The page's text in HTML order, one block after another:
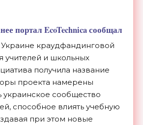
портал EcoTechnicaсообщал
краудфандинговой
учителей и школьных
получила название
проекта намерены
сообщество
способное влиять учебную
при этом новые